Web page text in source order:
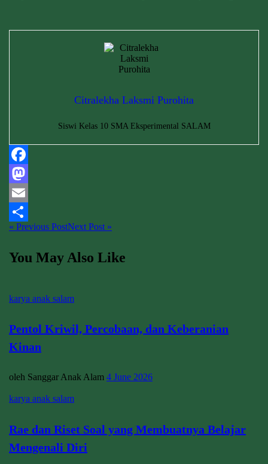
Citralekha Laksmi Purohita
Siswi Kelas 10 SMA Eksperimental SALAM
Facebook
Mastodon
Email
Share
« Previous PostNext Post »
You May Also Like
karya anak salam
Pentol Kriwil, Percobaan, dan Keberanian
Kinan
oleh Sanggar Anak Alam 4 June 2026
karya anak salam
Rae dan Riset Soal yang Membuatnya Belajar
Mengenali Diri